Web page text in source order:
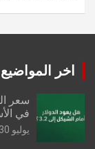
اخر المواضيع
سعر
في
يوليو 30, 2026